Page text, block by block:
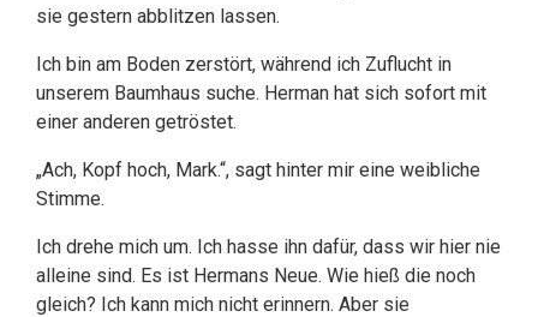
sie gestern abblitzen lassen.
Ich bin am Boden zerstört, während ich Zuflucht in
unserem Baumhaus suche. Herman hat sich sofort mit
einer anderen getröstet.
„Ach, Kopf hoch, Mark.“, sagt hinter mir eine weibliche
Stimme.
Ich drehe mich um. Ich hasse ihn dafür, dass wir hier nie
alleine sind. Es ist Hermans Neue. Wie hieß die noch
gleich? Ich kann mich nicht erinnern. Aber sie